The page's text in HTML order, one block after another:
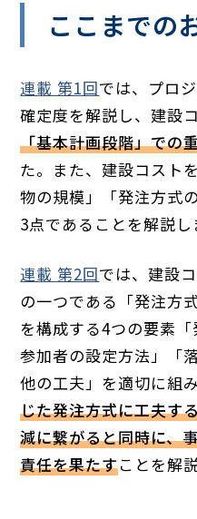
ここまでの
連載 第1回では、プロ
確定度を解説し、建設
「基本計画段階」での
た。また、建設コスト
物の規模」「発注方式
3点であることを解説し
連載 第2回では、建設
の一つである「発注方
を構成する4つの要素
参加者の設定方法」「
他の工夫」を適切に組
じた発注方式に工夫す
減に繋がると同時に、
責任を果たすことを解